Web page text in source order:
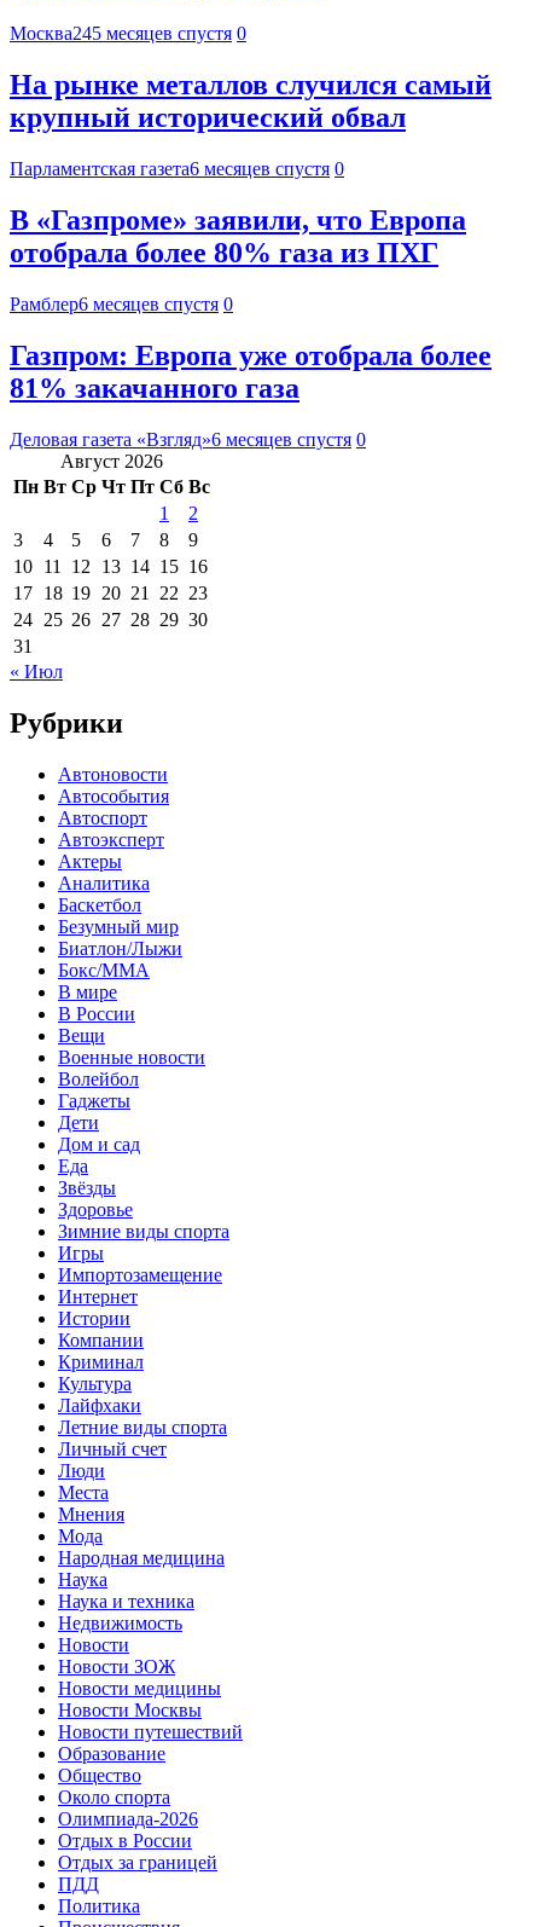
Москва245 месяцев спустя 0
На рынке металлов случился самый
крупный исторический обвал
Парламентская газета6 месяцев спустя 0
В «Газпроме» заявили, что Европа
отобрала более 80% газа из ПХГ
Рамблер6 месяцев спустя 0
Газпром: Европа уже отобрала более
81% закачанного газа
Деловая газета «Взгляд»6 месяцев спустя 0
Август 2026
Пн Вт Ср Чт Пт Сб Вс
1
2
3
4 5 6 7 8
9
10 11 12 13 14 15 16
17 18 19 20 21 22 23
24 25 26 27 28 29 30
31
« Июл
Рубрики
Автоновости
Автособытия
Автоспорт
Автоэксперт
Актеры
Аналитика
Баскетбол
Безумный мир
Биатлон/Лыжи
Бокс/MMA
В мире
В России
Вещи
Военные новости
Волейбол
Гаджеты
Дети
Дом и сад
Еда
Звёзды
Здоровье
Зимние виды спорта
Игры
Импортозамещение
Интернет
Истории
Компании
Криминал
Культура
Лайфхаки
Летние виды спорта
Личный счет
Люди
Места
Мнения
Мода
Народная медицина
Наука
Наука и техника
Недвижимость
Новости
Новости ЗОЖ
Новости медицины
Новости Москвы
Новости путешествий
Образование
Общество
Около спорта
Олимпиада-2026
Отдых в России
Отдых за границей
ПДД
Политика